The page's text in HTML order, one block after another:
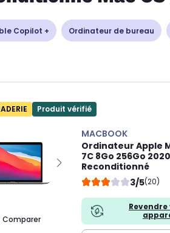
Copilot + Ordinateur de bureau
Produit vérifié
Comparer
MACBOOK
Ordinateur Apple
7C 8Go 256Go
Reconditionné
3/5(20)